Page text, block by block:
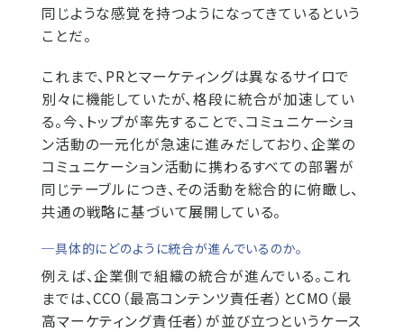
同じような感覚を持つようになってきているという
ことだ。
これまで、PRとマーケティングは異なるサイロで
別々に機能していたが、格段に統合が加速してい
る。今、トップが率先することで、コミュニケーショ
ン活動の一元化が急速に進みだしており、企業の
コミュニケーション活動に携わるすべての部署が
同じテーブルにつき、その活動を総合的に俯瞰し、
共通の戦略に基づいて展開している。
─具体的にどのように統合が進んでいるのか。
例えば、企業側で組織の統合が進んでいる。これ
までは、CCO（最高コンテンツ責任者）とCMO（最
高マーケティング責任者）が並び立つというケース